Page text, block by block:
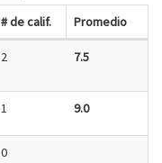
# de calif. Promedio
2 7.5
1 9.0
0